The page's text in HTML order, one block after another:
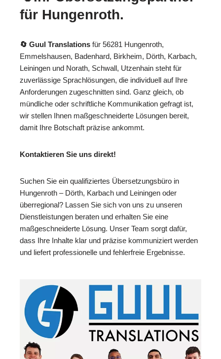
für Hungenroth.
🔄 Guul Translations für 56281 Hungenroth,
Emmelshausen, Badenhard, Birkheim, Dörth, Karbach,
Leiningen und Norath, Schwall, Utzenhain steht für
zuverlässige Sprachlösungen, die individuell auf Ihre
Anforderungen zugeschnitten sind. Ganz gleich, ob
mündliche oder schriftliche Kommunikation gefragt ist,
wir stellen Ihnen maßgeschneiderte Lösungen bereit,
damit Ihre Botschaft präzise ankommt.
Kontaktieren Sie uns direkt!
Suchen Sie ein qualifiziertes Übersetzungsbüro in
Hungenroth – Dörth, Karbach und Leiningen oder
überregional? Lassen Sie sich von uns zu unseren
Dienstleistungen beraten und erhalten Sie eine
maßgeschneiderte Lösung. Unser Team sorgt dafür,
dass Ihre Inhalte klar und präzise kommuniziert werden
und liefert professionelle und fehlerfreie Ergebnisse.